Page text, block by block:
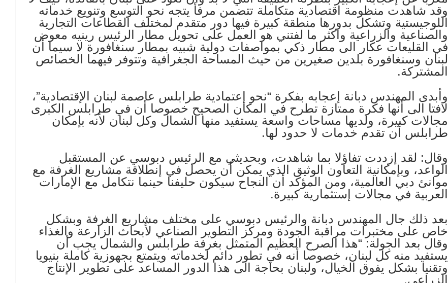
وقد شاهدت منظومة اقتصادية متكاملة تتضمن مرفأ يتجه نحو التوسع وتنويع خدماته
اللوجيستية وتشكل بدورها منطقة كبيرة فيها دور متقدم لمختلف القطاعات التجارية
والصناعية والزراعية واكثر ما لفتني هو العمل على تحويل مطار الرئيس رينيه معوض
في القليعات عكار الى مطار ذكي بمواصفات دولية شبيه بمطار سنغافورة لا سيما أن
لبنان وسنغافورة بلدين صغيرين من حيث المساحة الجغرافية وتتوفر فيهما الخصائص
المشتركة.
وأبدى المهندس دبانة إعجابه بفكرة “نحو إعتمادية طرابلس عاصمة لبنان الإقتصادية”،
لافتا الى أنها فكرة ممتازة تطرح في المكان الصحيح خصوصا أن في طرابلس الكبرى
مجالات كبيرة، ولديها مساحات واسعة يستفيد منها الشمال وكل لبنان لأنه بإمكان
طرابلس أن تقدم خدمات لا حدود لها.
وقال: لقد إزددت تفاؤلا بما شاهدت، وبحديثي مع الرئيس دبوسي عن المستقبل
الواعد، وبإمكانية التعاون الوثيق الذي يمكن أن يحصل في إنطلاقة مشاريع الغرفة مع
موانئ دبي العالمية، ومن المؤكد أن النجاح سيكون حليفنا حينما نتكامل مع الإمارات
العربية في مجالات إستثمارية كبيرة.
بعد ذلك جال المهندس دبانة والرئيس دبوسي على مختلف مشاريع الغرفة وبشكل
خاص على مختبرات مراقبة الجودة ومركز التطوير الصناعي لأبحاث الزارعة والغذاء
وقال بعد الجولة: “هذا الصرح العظيم المتمثل بغرفة طرابلس والشمال يجب أن
يستفيد منه كل لبنان، خصوصا أنه في تطور دائم لخدماته ويتمتع بجهوزية كاملة بنيويا
وتقنيا بشكل يفوق الخيال، ولبنان بحاجة الى هذا الدور المساعد على تطوير الإنتاج
الزراعي.